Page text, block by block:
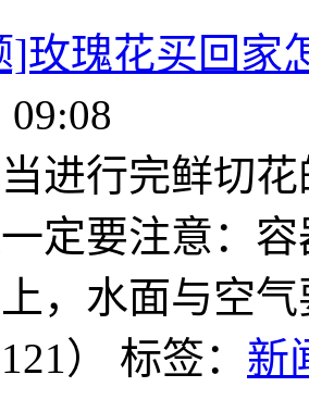
]玫瑰花买回家
09:08
进行完鲜切
定要注意：
，水面与空
） 标签： 新